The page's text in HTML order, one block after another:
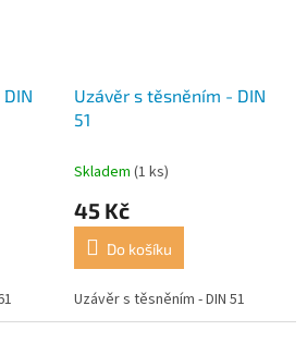
Uzávěr s těsněním - DIN
51
Skladem (1 ks)
45 Kč
Do košíku
Uzávěr s těsněním - DIN 51